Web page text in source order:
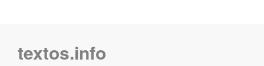
textos.info